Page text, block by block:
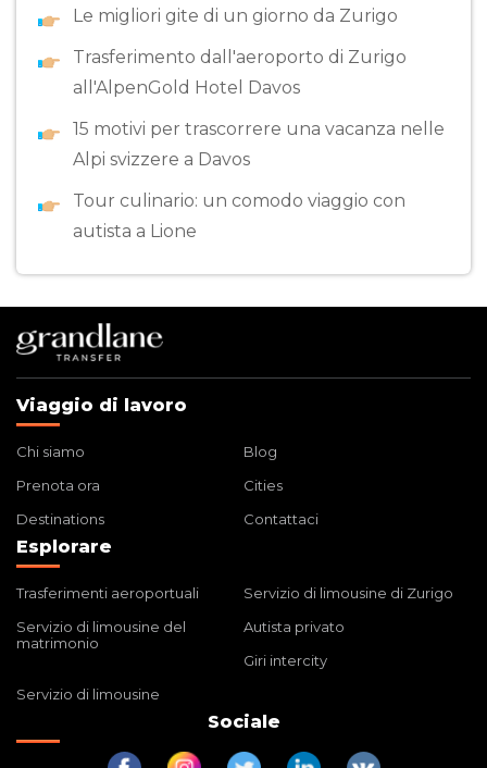
Le migliori gite di un giorno da Zurigo
Trasferimento dall'aeroporto di Zurigo
all'AlpenGold Hotel Davos
15 motivi per trascorrere una vacanza nelle
Alpi svizzere a Davos
Tour culinario: un comodo viaggio con
autista a Lione
Viaggio di lavoro
Chi siamo
Blog
Prenota ora
Cities
Destinations
Contattaci
Esplorare
Trasferimenti aeroportuali
Servizio di limousine di Zurigo
Servizio di limousine del
matrimonio
Autista privato
Giri intercity
Servizio di limousine
Sociale